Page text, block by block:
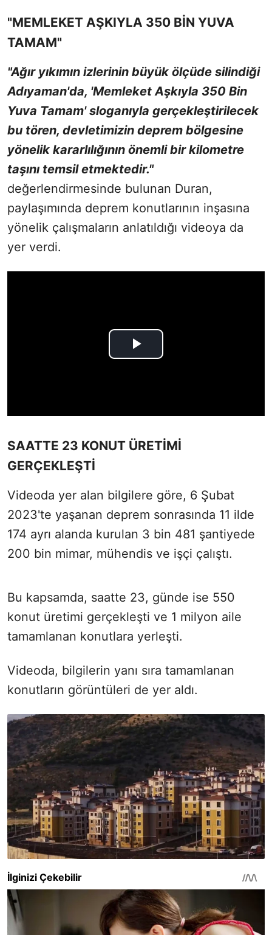
"MEMLEKET AŞKIYLA 350 BİN YUVA
TAMAM"
"Ağır yıkımın izlerinin büyük ölçüde silindiği
Adıyaman'da, 'Memleket Aşkıyla 350 Bin
Yuva Tamam' sloganıyla gerçekleştirilecek
bu tören, devletimizin deprem bölgesine
yönelik kararlılığının önemli bir kilometre
taşını temsil etmektedir."
değerlendirmesinde bulunan Duran,
paylaşımında deprem konutlarının inşasına
yönelik çalışmaların anlatıldığı videoya da
yer verdi.
SAATTE 23 KONUT ÜRETİMİ
GERÇEKLEŞTİ
Videoda yer alan bilgilere göre, 6 Şubat
2023'te yaşanan deprem sonrasında 11 ilde
174 ayrı alanda kurulan 3 bin 481 şantiyede
200 bin mimar, mühendis ve işçi çalıştı.
Bu kapsamda, saatte 23, günde ise 550
konut üretimi gerçekleşti ve 1 milyon aile
tamamlanan konutlara yerleşti.
Videoda, bilgilerin yanı sıra tamamlanan
konutların görüntüleri de yer aldı.